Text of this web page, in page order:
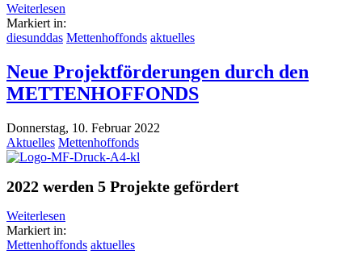
Weiterlesen
Markiert in:
diesunddas Mettenhoffonds aktuelles
Neue Projektförderungen durch den
METTENHOFFONDS
Donnerstag, 10. Februar 2022
Aktuelles Mettenhoffonds
2022 werden 5 Projekte gefördert
Weiterlesen
Markiert in:
Mettenhoffonds aktuelles